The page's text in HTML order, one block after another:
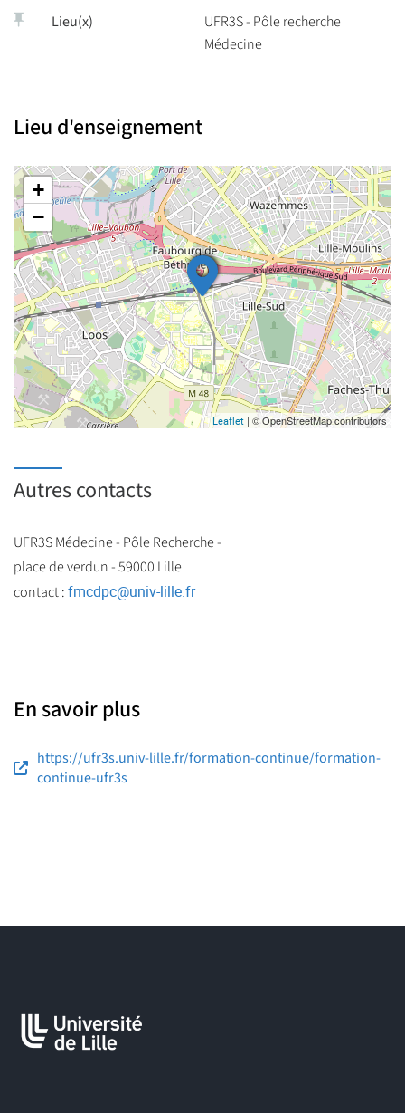
Lieu(x)
UFR3S - Pôle recherche
Médecine
Lieu d'enseignement
+
−
Leaflet | © OpenStreetMap contributors
Autres contacts
UFR3S Médecine - Pôle Recherche -
place de verdun - 59000 Lille
contact :fmcdpc@univ-lille.fr
En savoir plus
https://ufr3s.univ-lille.fr/formation-continue/formation-
continue-ufr3s